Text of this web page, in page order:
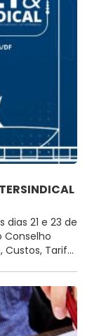
21 e 23 de
Conselho
Tarif...